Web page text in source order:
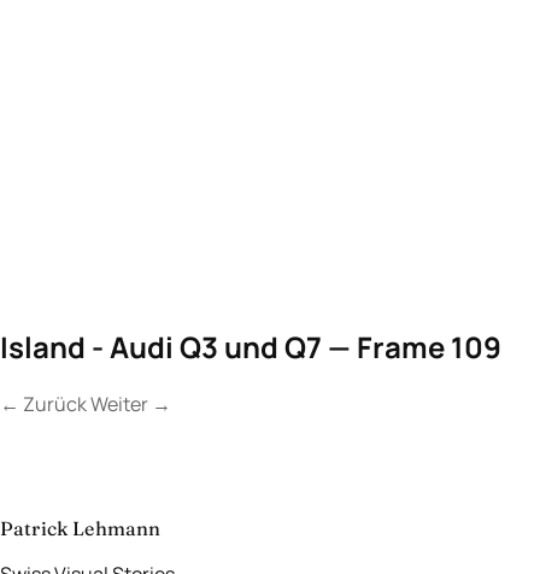
Island - Audi Q3 und Q7 — Frame 109
← ZurückWeiter →
aufnehmen→
Patrick Lehmann